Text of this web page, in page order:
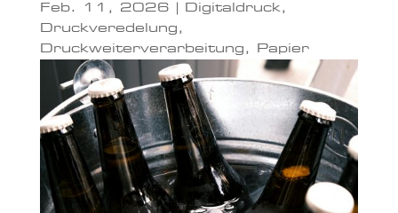
Feb. 11, 2026 Digitaldruck ,
Druckveredelung ,
Druckweiterverarbeitung , Papier